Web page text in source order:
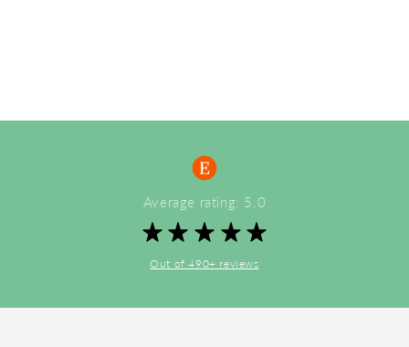
Average rating: 5.0
Out of 490+ reviews